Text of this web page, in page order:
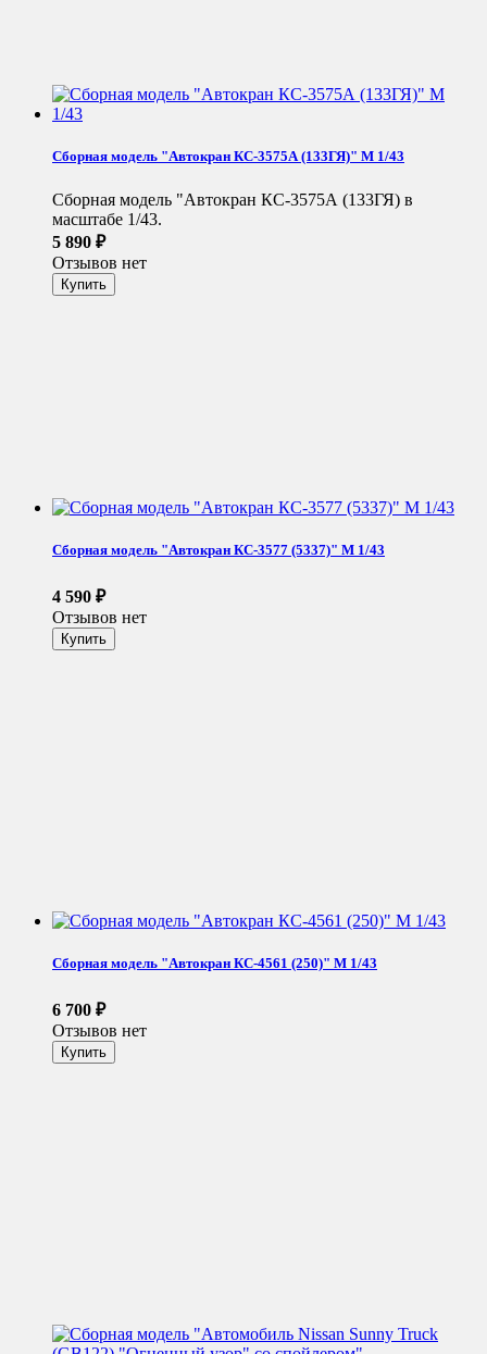
Сборная модель "Автокран КС-3575А (133ГЯ)" М 1/43
Сборная модель "Автокран КС-3575А (133ГЯ) в
масштабе 1/43.
5 890 ₽
Отзывов нет
Сборная модель "Автокран КС-3577 (5337)" М 1/43
4 590 ₽
Отзывов нет
Сборная модель "Автокран КС-4561 (250)" М 1/43
6 700 ₽
Отзывов нет